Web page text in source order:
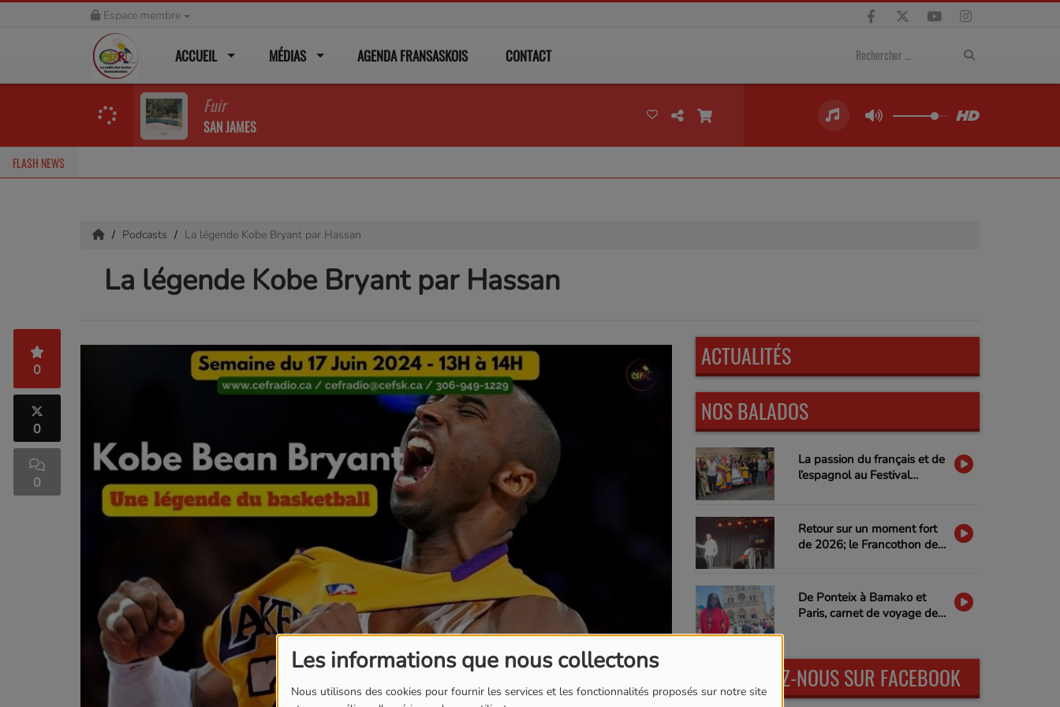
Les informations que nous collectons
Nous utilisons des cookies pour fournir les services et les fonctionnalités proposés sur notre site
Espace membre
ACCUEIL MÉDIAS AGENDA FRANSASKOIS CONTACT
Fuir
SAN JAMES
FLASH NEWS
Podcasts La légende Kobe Bryant par Hassan
La légende Kobe Bryant par Hassan
0
0
0
ACTUALITÉS
NOS BALADOS
La passion du français et de
l’espagnol au Festival
Retour sur un moment fort
de 2026; le Francothon de
De Ponteix à Bamako et
Paris, carnet de voyage de
RETROUVEZ-NOUS SUR FACEBOOK